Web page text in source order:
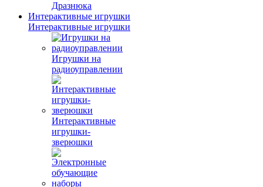
Дразнюка
Интерактивные игрушки
Интерактивные игрушки
Игрушки на
радиоуправлении
Интерактивные
игрушки-
зверюшки